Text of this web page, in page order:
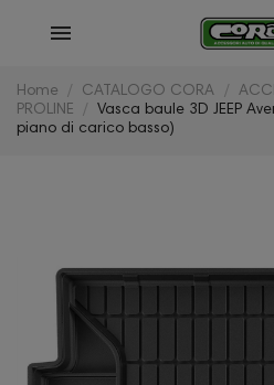
Home CATALOGO CORA
PROLINE
Vasca baule 3D JEEP
piano di carico basso)